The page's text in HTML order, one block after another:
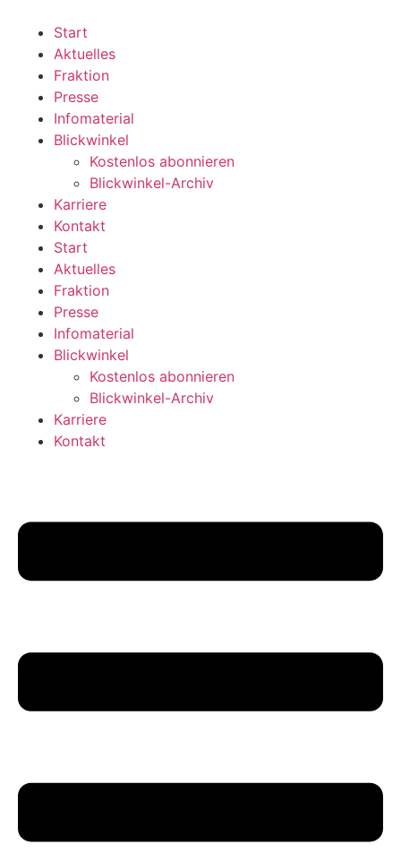
wechseln
Start
Aktuelles
Fraktion
Presse
Infomaterial
Blickwinkel
Kostenlos abonnieren
Blickwinkel-Archiv
Karriere
Kontakt
Start
Aktuelles
Fraktion
Presse
Infomaterial
Blickwinkel
Kostenlos abonnieren
Blickwinkel-Archiv
Karriere
Kontakt